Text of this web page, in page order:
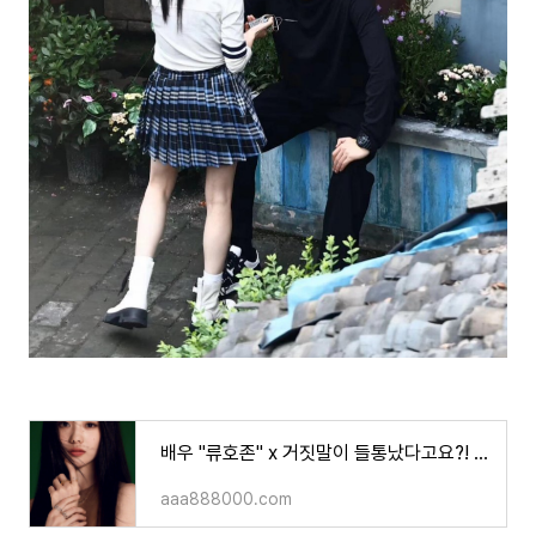
배우 "류호존" x 거짓말이 들통났다고요?! <기사>
aaa888000.com